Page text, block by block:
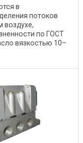
в
потоков
воздухе,
по ГОСТ
вязкостью 10–